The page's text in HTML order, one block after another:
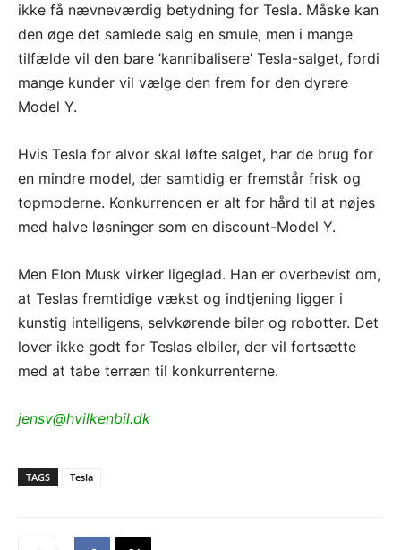
ikke få nævneværdig betydning for Tesla. Måske kan
den øge det samlede salg en smule, men i mange
tilfælde vil den bare ’kannibalisere’ Tesla-salget, fordi
mange kunder vil vælge den frem for den dyrere
Model Y.
Hvis Tesla for alvor skal løfte salget, har de brug for
en mindre model, der samtidig er fremstår frisk og
topmoderne. Konkurrencen er alt for hård til at nøjes
med halve løsninger som en discount-Model Y.
Men Elon Musk virker ligeglad. Han er overbevist om,
at Teslas fremtidige vækst og indtjening ligger i
kunstig intelligens, selvkørende biler og robotter. Det
lover ikke godt for Teslas elbiler, der vil fortsætte
med at tabe terræn til konkurrenterne.
jensv@hvilkenbil.dk
TAGS Tesla